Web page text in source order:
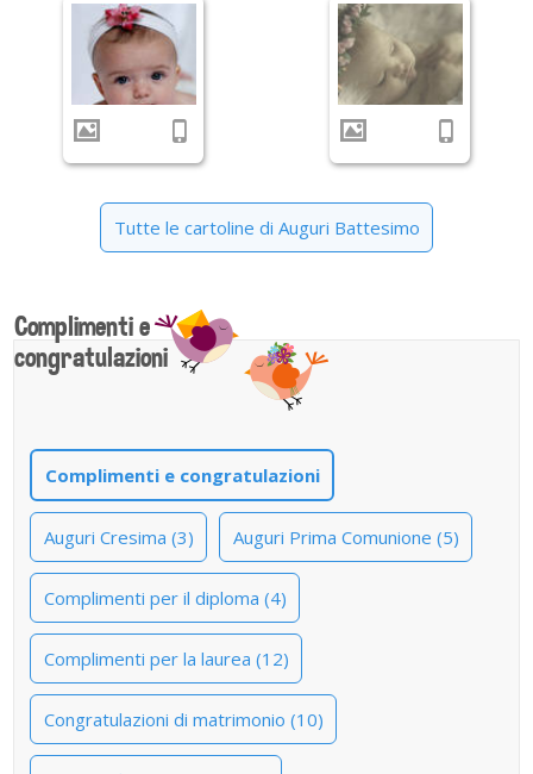
Tutte le cartoline di Auguri Battesimo
Complimenti e
congratulazioni
Complimenti e congratulazioni
Auguri Cresima (3) Auguri Prima Comunione (5)
Complimenti per il diploma (4)
Complimenti per la laurea (12)
Congratulazioni di matrimonio (10)